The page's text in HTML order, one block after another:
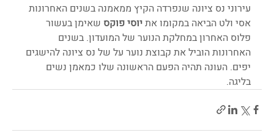
עירוני נס ציונה שנפרדה הקיץ ממאמנה בשנים האחרונות
אסי ולט הביאה במקומו את יוסי פוקס שאימן בעשור
פלוס האחרון במחלקת הנוער של המועדון. בשנים
האחרונות הוביל את קבוצת נוער על של נס ציונה להישגים
יפים. העונה תהיה הפעם הראשונה שלו כמאמן נשים
בליגה.